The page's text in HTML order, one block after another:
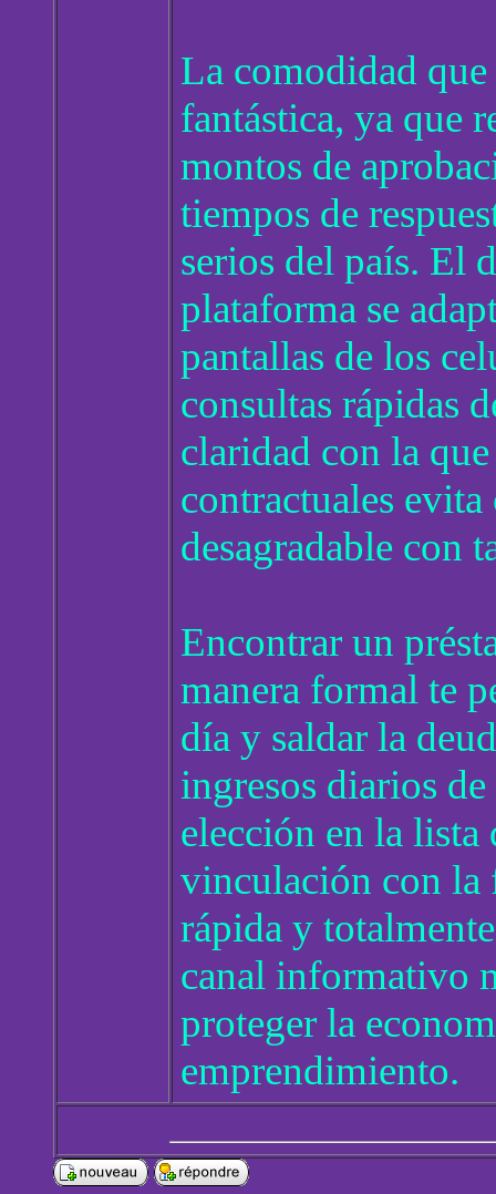
La comodidad que
fantástica, ya que
montos de
tiempos de
serios del país. El
plataforma se
pantallas de los
consultas rápidas
claridad con la
contractuales
desagradable con
Encontrar un
manera formal te
día y saldar la
ingresos diarios
elección en la lista
vinculación con la
rápida y
canal informativo
proteger la
emprendimiento.